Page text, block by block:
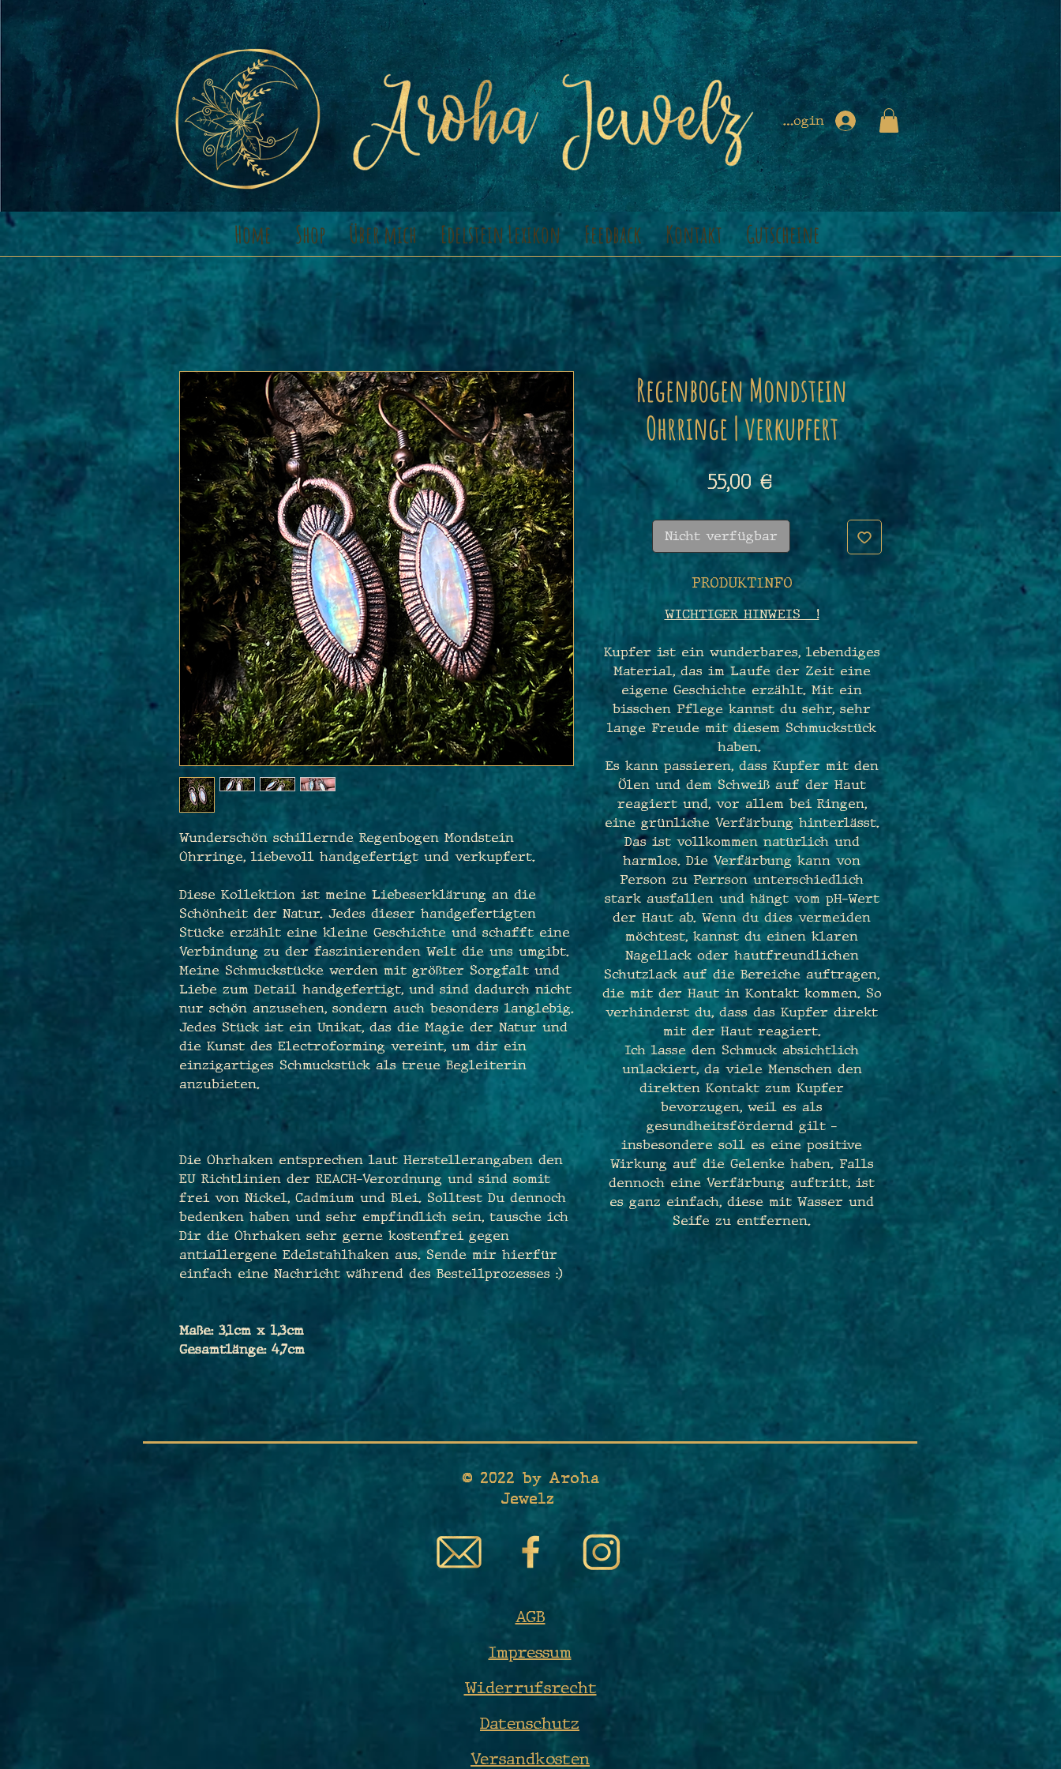
Login
Home Shop Über mich Edelstein Lexikon Feedback Kontakt Gutscheine
Wunderschön schillernde Regenbogen Mondstein
Ohrringe, liebevoll handgefertigt und verkupfert.
Diese Kollektion ist meine Liebeserklärung an die
Schönheit der Natur. Jedes dieser handgefertigten
Stücke erzählt eine kleine Geschichte und schafft eine
Verbindung zu der faszinierenden Welt die uns umgibt.
Meine Schmuckstücke werden mit größter Sorgfalt und
Liebe zum Detail handgefertigt, und sind dadurch nicht
nur schön anzusehen, sondern auch besonders langlebig.
Jedes Stück ist ein Unikat, das die Magie der Natur und
die Kunst des Electroforming vereint, um dir ein
einzigartiges Schmuckstück als treue Begleiterin
anzubieten.
Die Ohrhaken entsprechen laut Herstellerangaben den
EU Richtlinien der REACH-Verordnung und sind somit
frei von Nickel, Cadmium und Blei. Solltest Du dennoch
bedenken haben und sehr empfindlich sein, tausche ich
Dir die Ohrhaken sehr gerne kostenfrei gegen
antiallergene Edelstahlhaken aus. Sende mir hierfür
einfach eine Nachricht während des Bestellprozesses :)
Maße: 3,1cm x 1,3cm
Gesamtlänge: 4,7cm
Regenbogen Mondstein
Ohrringe | verkupfert
55,00 €Preis
Nicht verfügbar
PRODUKTINFO
WICHTIGER HINWEIS !
Kupfer ist ein wunderbares, lebendiges
Material, das im Laufe der Zeit eine
eigene Geschichte erzählt. Mit ein
bisschen Pflege kannst du sehr, sehr
lange Freude mit diesem Schmuckstück
haben.
Es kann passieren, dass Kupfer mit den
Ölen und dem Schweiß auf der Haut
reagiert und, vor allem bei Ringen,
eine grünliche Verfärbung hinterlässt.
Das ist vollkommen natürlich und
harmlos. Die Verfärbung kann von
Person zu Perrson unterschiedlich
stark ausfallen und hängt vom pH-Wert
der Haut ab. Wenn du dies vermeiden
möchtest, kannst du einen klaren
Nagellack oder hautfreundlichen
Schutzlack auf die Bereiche auftragen,
die mit der Haut in Kontakt kommen. So
verhinderst du, dass das Kupfer direkt
mit der Haut reagiert.
Ich lasse den Schmuck absichtlich
unlackiert, da viele Menschen den
direkten Kontakt zum Kupfer
bevorzugen, weil es als
gesundheitsfördernd gilt –
insbesondere soll es eine positive
Wirkung auf die Gelenke haben. Falls
dennoch eine Verfärbung auftritt, ist
es ganz einfach, diese mit Wasser und
Seife zu entfernen.
© 2022 by Aroha
Jewelz
AGB
Impressum
Widerrufsrecht
Datenschutz
Versandkosten